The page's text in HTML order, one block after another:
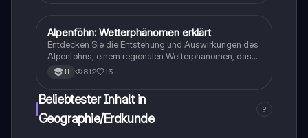
Geographie und Umweltwissenschaften.
Geographie/Erdkunde
Alpenföhn: Wetterphänomen erklärt
Entdecken Sie die Entstehung und Auswirkungen des
Alpenföhns, einem regionalen Wetterphänomen, das
warme Temperaturen und klare Sicht in den Alpen
verursacht. Diese Zusammenfassung behandelt die
und die verschiedenen adiabatischen Vorgänge. Ideal
für Studierende der Meteorologie und Geographie.
11 812 13
Beliebtester Inhalt in
Geographie/Erdkunde
9